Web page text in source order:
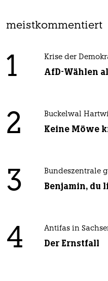
meistkommentiert
1 Krise der
AfD-Wählen
2 Buckelwal
Keine Möwe
3 Bundeszentrale
Benjamin, du
4 Antifas in
Der Ernstfall